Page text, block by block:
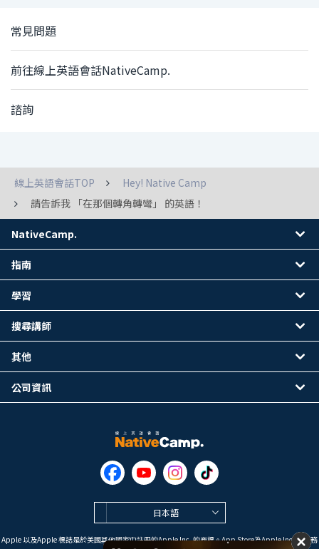
常見問題
前往線上英語會話NativeCamp.
諮詢
線上英語會話TOP
Hey! Native Camp
請告訴我 「在那個轉角轉彎」 的英語！
日本語
Apple 以及Apple 標誌是於美國其他國家中註冊的Apple Inc. 的商標。App Store為Apple Inc. 的服務
NativeCamp.
指南
學習
搜尋講師
其他
公司資訊